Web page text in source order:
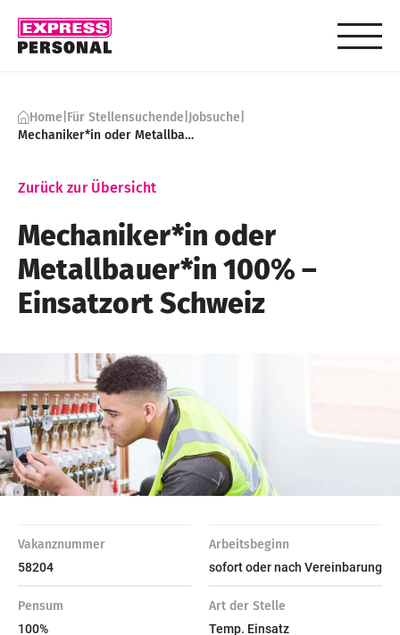
Home|Für Stellensuchende|Jobsuche|
Mechaniker*in oder Metallbauer*in 100% – Einsatzort Schweiz
Zurück zur Übersicht
Mechaniker*in oder
Metallbauer*in 100% –
Einsatzort Schweiz
Vakanznummer
58204
Arbeitsbeginn
sofort oder nach Vereinbarung
Pensum
100%
Art der Stelle
Temp. Einsatz